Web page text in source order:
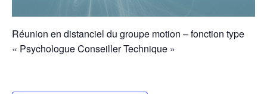
Réunion en distanciel du groupe motion – fonction type
« Psychologue Conseiller Technique »